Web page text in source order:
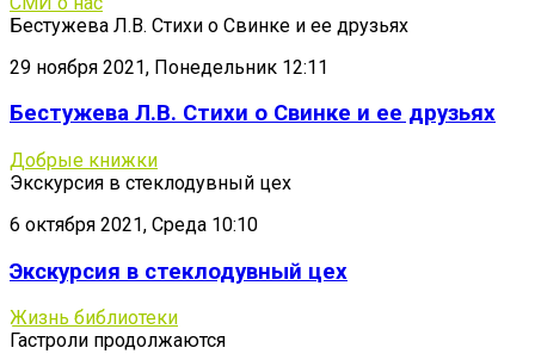
Бестужева Л.В. Стихи о Свинке и ее друзьях
29 ноября 2021, Понедельник 12:11
Бестужева Л.В. Стихи о Свинке и ее друзьях
Добрые книжки
Экскурсия в стеклодувный цех
6 октября 2021, Среда 10:10
Экскурсия в стеклодувный цех
Жизнь библиотеки
Гастроли продолжаются